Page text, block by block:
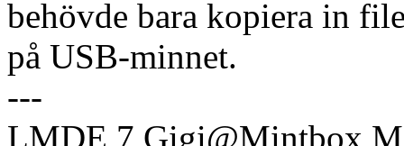
behövde bara kopiera in
på USB-minnet.
---
LMDE 7 Gigi@Mintbox